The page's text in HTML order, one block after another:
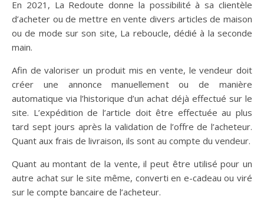
En 2021, La Redoute donne la possibilité à sa clientèle
d’acheter ou de mettre en vente divers articles de maison
ou de mode sur son site, La reboucle, dédié à la seconde
main.
Afin de valoriser un produit mis en vente, le vendeur doit
créer une annonce manuellement ou de manière
automatique via l’historique d’un achat déjà effectué sur le
site. L’expédition de l’article doit être effectuée au plus
tard sept jours après la validation de l’offre de l’acheteur.
Quant aux frais de livraison, ils sont au compte du vendeur.
Quant au montant de la vente, il peut être utilisé pour un
autre achat sur le site même, converti en e-cadeau ou viré
sur le compte bancaire de l’acheteur.